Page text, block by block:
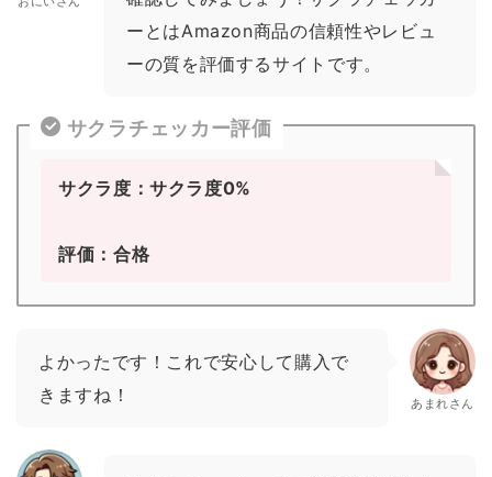
ーとはAmazon商品の信頼性やレビュ
ーの質を評価するサイトです。
サクラチェッカー評価
サクラ度：サクラ度0%
評価：合格
よかったです！これで安心して購入で
きますね！
あまれさん